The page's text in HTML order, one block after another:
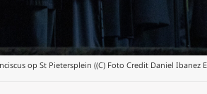
op St Pietersplein ((C) Foto Credit Daniel Ibanez